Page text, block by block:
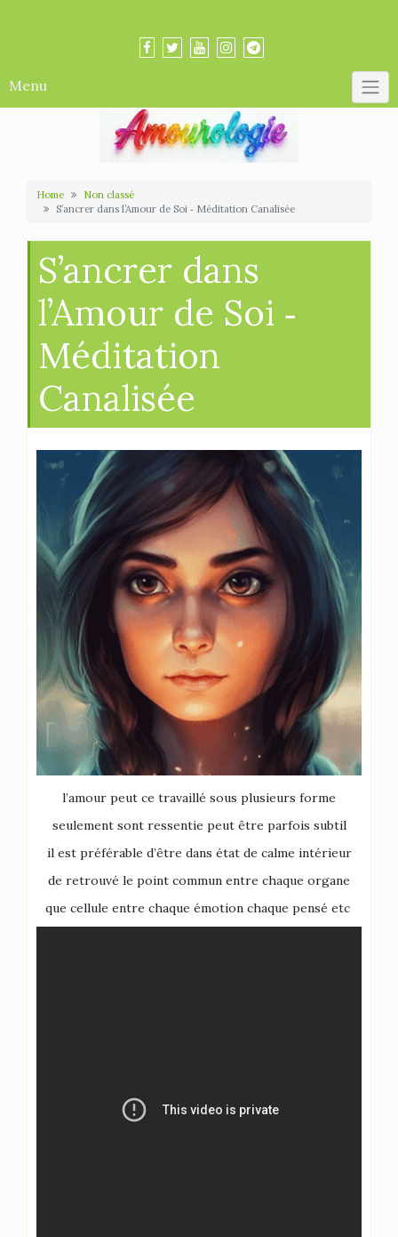
Menu
Home
Non classé
S’ancrer dans l’Amour de Soi ‐ Méditation Canalisée
S’ancrer dans
l’Amour de Soi ‐
Méditation
Canalisée
l’amour peut ce travaillé sous plusieurs forme
seulement sont ressentie peut être parfois subtil
il est préférable d’être dans état de calme intérieur
de retrouvé le point commun entre chaque organe
que cellule entre chaque émotion chaque pensé etc